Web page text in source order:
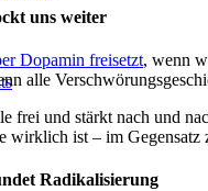
uns weiter
Dopamin freisetzt, wenn
alle
frei und stärkt nach und
wirklich ist – im
Radikalisierung